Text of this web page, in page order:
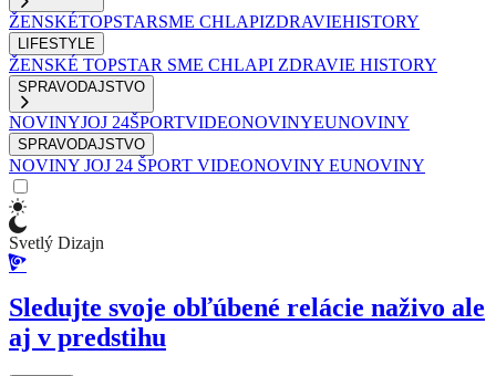
ŽENSKÉTOPSTARSME CHLAPIZDRAVIEHISTORY
LIFESTYLE
ŽENSKÉ TOPSTAR SME CHLAPI ZDRAVIE HISTORY
SPRAVODAJSTVO
NOVINYJOJ 24ŠPORTVIDEONOVINYEUNOVINY
SPRAVODAJSTVO
NOVINY JOJ 24 ŠPORT VIDEONOVINY EUNOVINY
Svetlý Dizajn
Sledujte svoje obľúbené relácie naživo ale
aj v predstihu